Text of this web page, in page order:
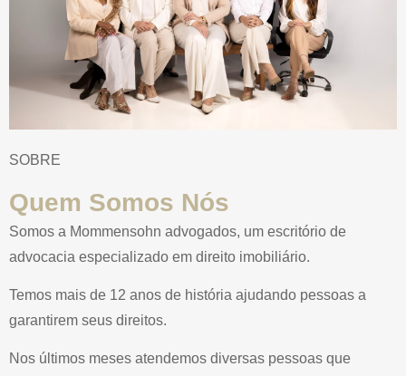
SOBRE
Quem Somos Nós
Somos a Mommensohn advogados, um escritório de
advocacia especializado em direito imobiliário.
Temos mais de 12 anos de história ajudando pessoas a
garantirem seus direitos.
Nos últimos meses atendemos diversas pessoas que